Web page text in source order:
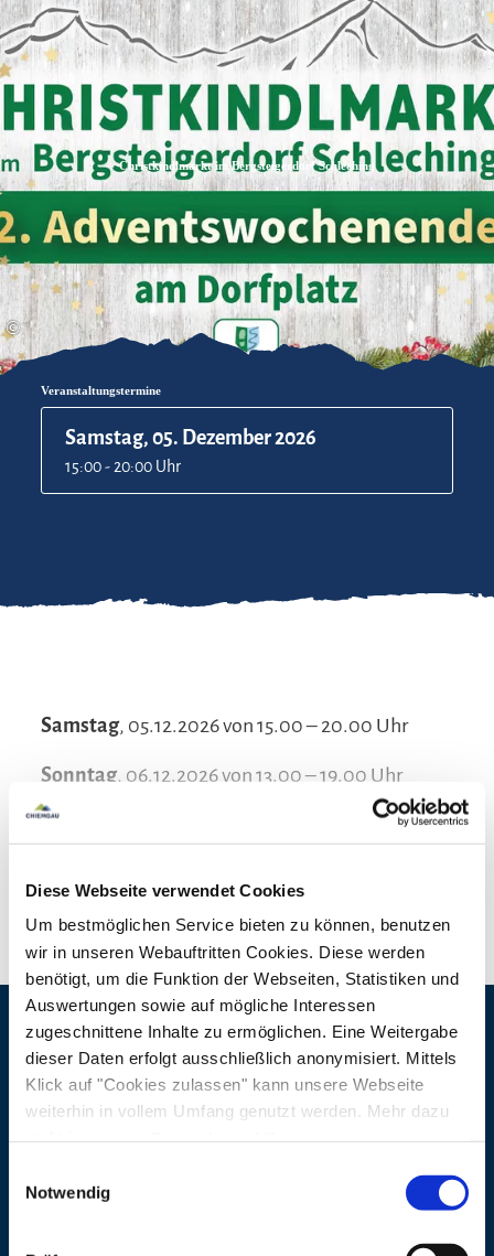
Diese Webseite verwendet Cookies
Um bestmöglichen Service bieten zu können, benutzen
wir in unseren Webauftritten Cookies. Diese werden
benötigt, um die Funktion der Webseiten, Statistiken und
Auswertungen sowie auf mögliche Interessen
zugeschnittene Inhalte zu ermöglichen. Eine Weitergabe
dieser Daten erfolgt ausschließlich anonymisiert. Mittels
Klick auf "Cookies zulassen" kann unsere Webseite
weiterhin in vollem Umfang genutzt werden. Mehr dazu
steht in unserer Datenschutzerklärung.
gelistet.
Notwendig
Zum
Inhalt
Zur
Suche
Zum
Footer
©
Christkindlmarkt im Bergsteigerdorf Schleching
Veranstaltungstermine
Samstag, 05. Dezember 2026
15:00 - 20:00 Uhr
Samstag, 05.12.2026 von 15.00 – 20.00 Uhr
Sonntag, 06.12.2026 von 13.00 – 19.00 Uhr
Adresse
Dorfplatz in Schleching
83259 Schleching